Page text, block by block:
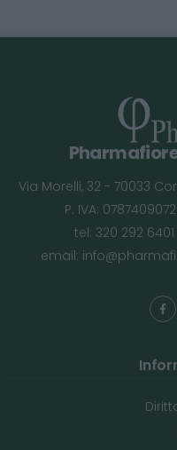
Via Morelli, 32 - 70033
P. IVA:
tel: 320 292 6401
email: